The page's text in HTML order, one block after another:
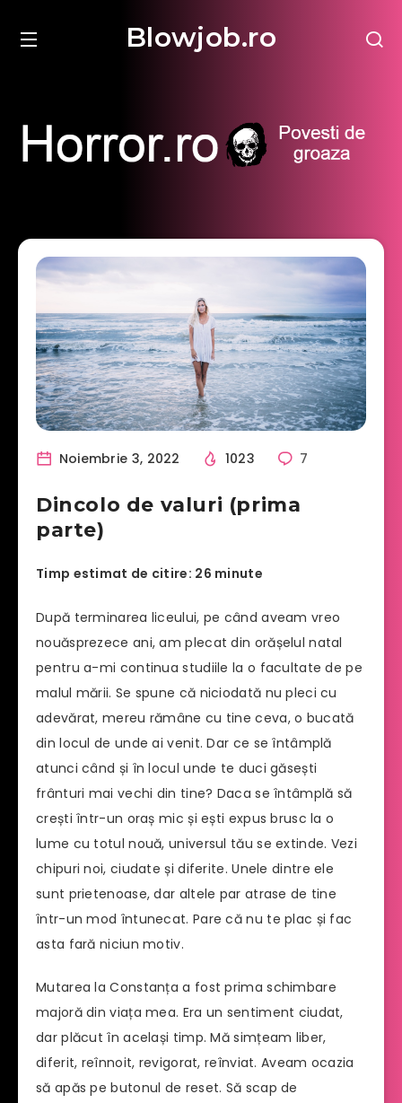
Blowjob.ro
Noiembrie 3, 2022 1023 7
Dincolo de valuri (prima
parte)
Timp estimat de citire: 26 minute
După terminarea liceului, pe când aveam vreo
nouăsprezece ani, am plecat din orășelul natal
pentru a-mi continua studiile la o facultate de pe
malul mării. Se spune că niciodată nu pleci cu
adevărat, mereu rămâne cu tine ceva, o bucată
din locul de unde ai venit. Dar ce se întâmplă
atunci când și în locul unde te duci găsești
frânturi mai vechi din tine? Daca se întâmplă să
crești într-un oraș mic și ești expus brusc la o
lume cu totul nouă, universul tău se extinde. Vezi
chipuri noi, ciudate și diferite. Unele dintre ele
sunt prietenoase, dar altele par atrase de tine
într-un mod întunecat. Pare că nu te plac și fac
asta fară niciun motiv.
Mutarea la Constanța a fost prima schimbare
majoră din viața mea. Era un sentiment ciudat,
dar plăcut în același timp. Mă simțeam liber,
diferit, reînnoit, revigorat, reînviat. Aveam ocazia
să apăs pe butonul de reset. Să scap de